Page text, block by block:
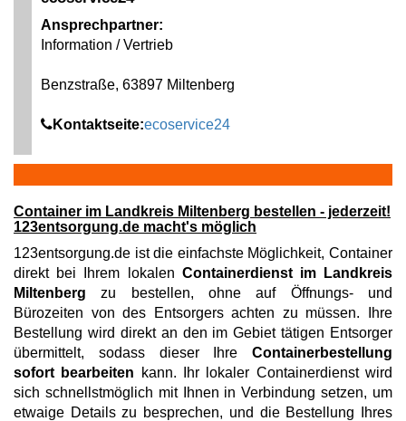
Ansprechpartner:
Information / Vertrieb
Benzstraße, 63897 Miltenberg
Kontaktseite:ecoservice24
Container im Landkreis Miltenberg bestellen - jederzeit!
123entsorgung.de macht's möglich
123entsorgung.de ist die einfachste Möglichkeit, Container
direkt bei Ihrem lokalen Containerdienst im Landkreis
Miltenberg zu bestellen, ohne auf Öffnungs- und
Bürozeiten von des Entsorgers achten zu müssen. Ihre
Bestellung wird direkt an den im Gebiet tätigen Entsorger
übermittelt, sodass dieser Ihre Containerbestellung
sofort bearbeiten kann. Ihr lokaler Containerdienst wird
sich schnellstmöglich mit Ihnen in Verbindung setzen, um
etwaige Details zu besprechen, und die Bestellung Ihres